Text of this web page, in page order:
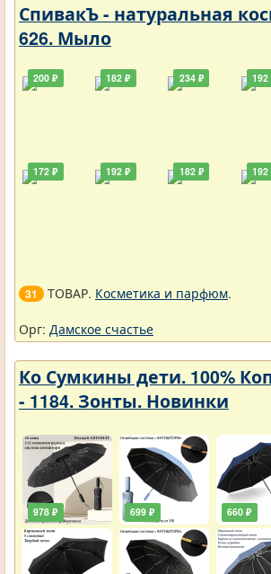
СпивакЪ - натуральная
626. Мыло
200 ₽
172 ₽
182 ₽
192 ₽
234 ₽
182 ₽
192
192
31 ТОВАР. Косметика и парфюм.
Орг: Дамское счастье
Ко Сумкины дети. 100%
- 1184. Зонты. Новинки
978 ₽ 699 ₽ 660 ₽